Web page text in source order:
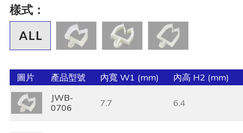
樣式：
圖片 產品型號 內寬 W1 (mm) 內高 H2 (mm)
JWB-
0706
7.7 6.4